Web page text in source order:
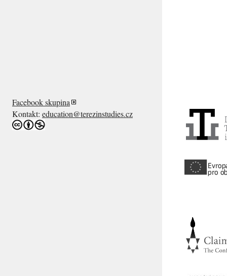
Facebook skupina
Kontakt: education@terezinstudies.cz